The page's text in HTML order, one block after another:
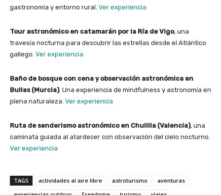
gastronomía y entorno rural. Ver experiencia
Tour astronómico en catamarán por la Ría de Vigo, una
travesía nocturna para descubrir las estrellas desde el Atlántico
gallego. Ver experiencia
Baño de bosque con cena y observación astronómica en
Bullas (Murcia). Una experiencia de mindfulness y astronomía en
plena naturaleza. Ver experiencia
Ruta de senderismo astronómico en Chulilla (Valencia), una
caminata guiada al atardecer con observación del cielo nocturno.
Ver experiencia
TAGS actividades al aire libre astroturismo
aventuras